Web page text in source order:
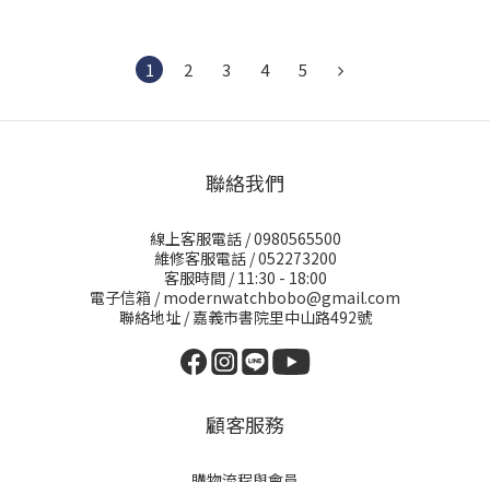
1 2 3 4 5
聯絡我們
線上客服電話 / 0980565500
維修客服電話 / 052273200
客服時間 / 11:30 - 18:00
電子信箱 / modernwatchbobo@gmail.com
聯絡地址 / 嘉義市書院里中山路492號
顧客服務